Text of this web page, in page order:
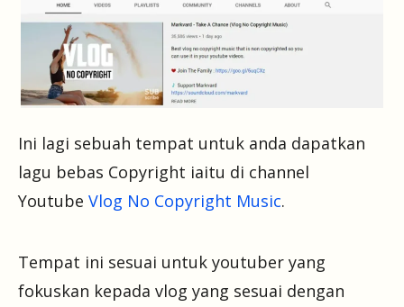
Ini lagi sebuah tempat untuk anda dapatkan
lagu bebas Copyright iaitu di channel
Youtube Vlog No Copyright Music.
Tempat ini sesuai untuk youtuber yang
fokuskan kepada vlog yang sesuai dengan